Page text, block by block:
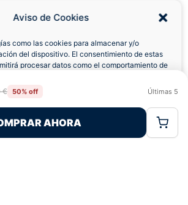
Aviso de Cookies
como las cookies para almacenar y/o
del dispositivo. El consentimiento de estas
procesar datos como el comportamiento de
puede afectar negativamente a ciertas
Política de Privacidad
€ 50% off Últimas 5
AHORA